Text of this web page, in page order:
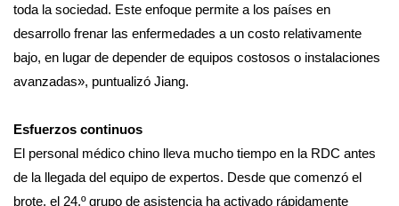
toda la sociedad. Este enfoque permite a los países en
desarrollo frenar las enfermedades a un costo relativamente
bajo, en lugar de depender de equipos costosos o instalaciones
avanzadas», puntualizó Jiang.
Esfuerzos continuos
El personal médico chino lleva mucho tiempo en la RDC antes
de la llegada del equipo de expertos. Desde que comenzó el
brote, el 24.º grupo de asistencia ha activado rápidamente